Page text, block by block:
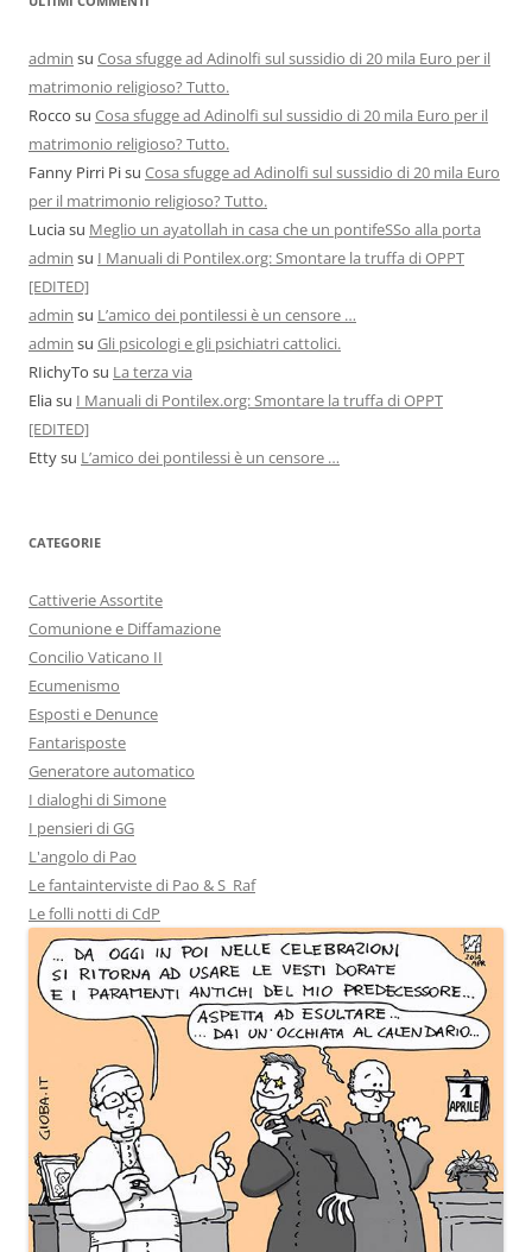
admin su Cosa sfugge ad Adinolfi sul sussidio di 20 mila Euro per il
matrimonio religioso? Tutto.
Rocco su Cosa sfugge ad Adinolfi sul sussidio di 20 mila Euro per il
matrimonio religioso? Tutto.
Fanny Pirri Pisu Cosa sfugge ad Adinolfi sul sussidio di 20 mila Euro
per il matrimonio religioso? Tutto.
Luciasu Meglio un ayatollah in casa che un pontifeSSo alla porta
admin su I Manuali di Pontilex.org: Smontare la truffa di OPPT
[EDITED]
admin su L’amico dei pontilessi è un censore …
admin su Gli psicologi e gli psichiatri cattolici.
RIichyTo su La terza via
Eliasu I Manuali di Pontilex.org: Smontare la truffa di OPPT
[EDITED]
Ettysu L’amico dei pontilessi è un censore …
CATEGORIE
Cattiverie Assortite
Comunione e Diffamazione
Concilio Vaticano II
Ecumenismo
Esposti e Denunce
Fantarisposte
Generatore automatico
I dialoghi di Simone
I pensieri di GG
L'angolo di Pao
Le fantainterviste di Pao & S_Raf
Le folli notti di CdP